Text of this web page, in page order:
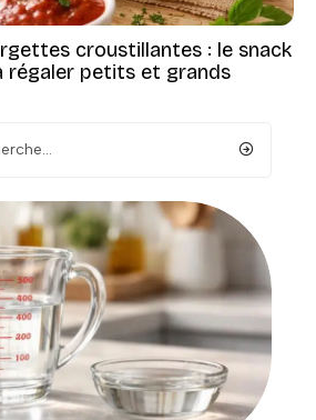
croustillantes : le snack
régaler petits et grands